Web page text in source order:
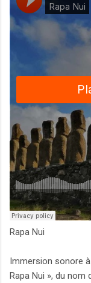
Rapa Nui
Immersion sonore à
Rapa Nui », du nom